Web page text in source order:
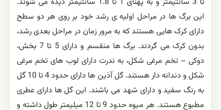
این برگ ها در مراحل اولیه ی رشد خود بر روی هر دو سطح
دارای کرک هایی هستند که به مرور زمان در مراحل بعدی رشد،
بدون کرک می گردند. برگ ها منقسم و دارای 5 تا 7 بخش،
دوکی – تخم مرغی شکل، به ندرت دارای لوب های تخم مرغی
شکل و دندانه دار هستند. گل آذین ها دارای حدود 4 تا 10 گل
به رنگ سفید و دارای شهد می باشند. این گل ها دارای عطری
مطبوع هستند. هر میوه حدود 9 تا 12 میلیمتر طول داشته و